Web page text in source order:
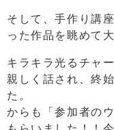
そして、手作り講
った作品を眺めて
キラキラ光るチャ
親しく話され、終
た
からも「参加者の